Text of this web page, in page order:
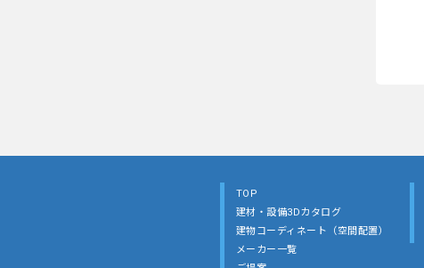
TOP
建材・設備3Dカタログ
建物コーディネート（空間配置）
メーカー一覧